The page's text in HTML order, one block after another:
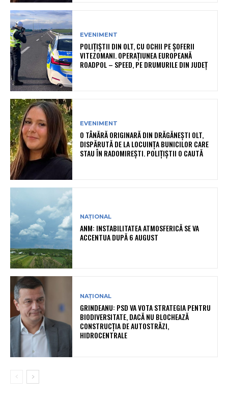
EVENIMENT
POLIȚIȘTII DIN OLT, CU OCHII PE ȘOFERII
VITEZOMANI. OPERAȚIUNEA EUROPEANĂ
ROADPOL – SPEED, PE DRUMURILE DIN JUDEȚ
EVENIMENT
O TÂNĂRĂ ORIGINARĂ DIN DRĂGĂNEȘTI OLT,
DISPĂRUTĂ DE LA LOCUINȚA BUNICILOR CARE
STAU ÎN RADOMIREȘTI. POLIȚIȘTII O CAUTĂ
NAȚIONAL
ANM: INSTABILITATEA ATMOSFERICĂ SE VA
ACCENTUA DUPĂ 6 AUGUST
NAȚIONAL
GRINDEANU: PSD VA VOTA STRATEGIA PENTRU
BIODIVERSITATE, DACĂ NU BLOCHEAZĂ
CONSTRUCȚIA DE AUTOSTRĂZI,
HIDROCENTRALE